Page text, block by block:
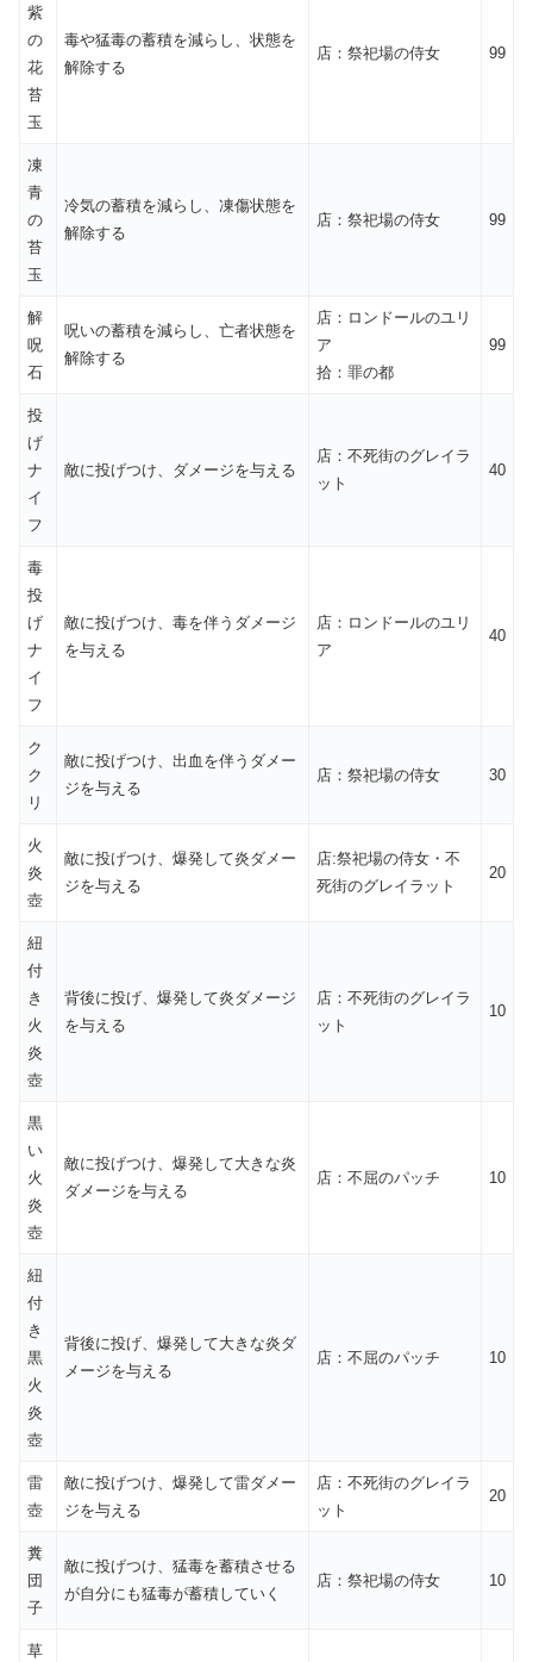
紫
の
花
苔
玉
毒や猛毒の蓄積を減らし、状態を
解除する
店：祭祀場の侍女 99
凍
青
の
苔
玉
冷気の蓄積を減らし、凍傷状態を
解除する
店：祭祀場の侍女 99
解
呪
石
呪いの蓄積を減らし、亡者状態を
解除する
店：ロンドールのユリ
ア
拾：罪の都
99
投
げ
ナ
イ
フ
敵に投げつけ、ダメージを与える
店：不死街のグレイラ
ット
40
毒
投
げ
ナ
イ
フ
敵に投げつけ、毒を伴うダメージ
を与える
店：ロンドールのユリ
ア
40
ク
ク
リ
敵に投げつけ、出血を伴うダメー
ジを与える
店：祭祀場の侍女 30
火
炎
壺
敵に投げつけ、爆発して炎ダメー
ジを与える
店:祭祀場の侍女・不
死街のグレイラット
20
紐
付
き
火
炎
壺
背後に投げ、爆発して炎ダメージ
を与える
店：不死街のグレイラ
ット
10
黒
い
火
炎
壺
敵に投げつけ、爆発して大きな炎
ダメージを与える
店：不屈のパッチ 10
紐
付
き
黒
火
炎
壺
背後に投げ、爆発して大きな炎ダ
メージを与える
店：不屈のパッチ 10
雷
壺
敵に投げつけ、爆発して雷ダメー
ジを与える
店：不死街のグレイラ
ット
20
糞
団
子
敵に投げつけ、猛毒を蓄積させる
が自分にも猛毒が蓄積していく
店：祭祀場の侍女 10
草